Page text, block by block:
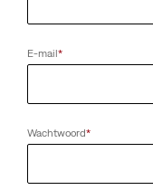
E-mail*
Wachtwoord*